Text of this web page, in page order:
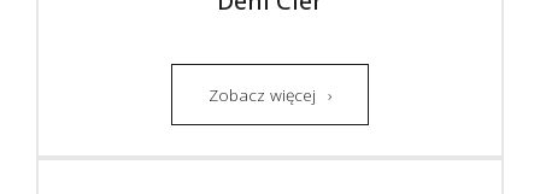
Zobacz więcej